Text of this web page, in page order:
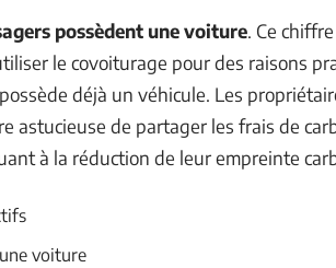
possèdent une voiture. Ce
le covoiturage pour des raisons
déjà un véhicule. Les
astucieuse de partager les frais de
à la réduction de leur empreinte
voiture